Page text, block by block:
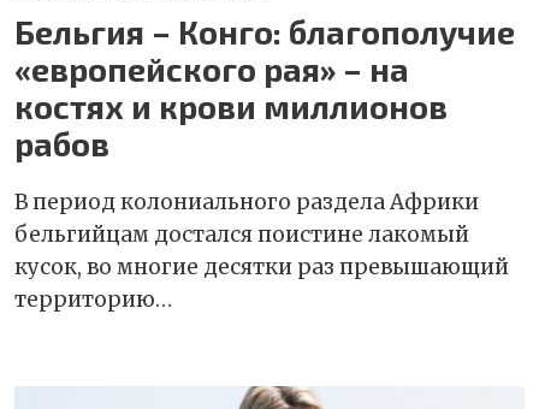
Бельгия – Конго: благополучие
«европейского рая» – на
костях и крови миллионов
рабов
В период колониального раздела Африки
бельгийцам достался поистине лакомый
кусок, во многие десятки раз превышающий
территорию…